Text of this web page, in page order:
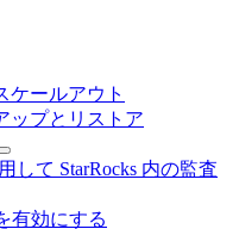
ケールアウト
ップとリストア
して StarRocks 内の監査
有効にする